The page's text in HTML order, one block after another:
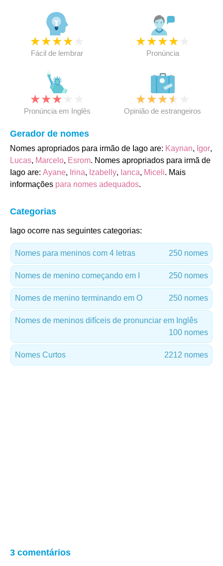
★★★★
Fácil de lembrar
★★★★
Pronúncia
★★★
Pronúncia em Inglês
★★★★
Opinião de estrangeiros
Gerador de nomes
Nomes apropriados para irmão de Iago are: Kaynan, Igor,
Lucas, Marcelo, Esrom. Nomes apropriados para irmã de
Iago are: Ayane, Irina, Izabelly, Ianca, Miceli. Mais
informações para nomes adequados.
Categorias
Iago ocorre nas seguintes categorias:
Nomes para meninos com 4 letras 250 nomes
Nomes de menino começando em I 250 nomes
Nomes de menino terminando em O 250 nomes
Nomes de meninos difíceis de pronunciar em Inglês
100 nomes
Nomes Curtos 2212 nomes
3 comentários